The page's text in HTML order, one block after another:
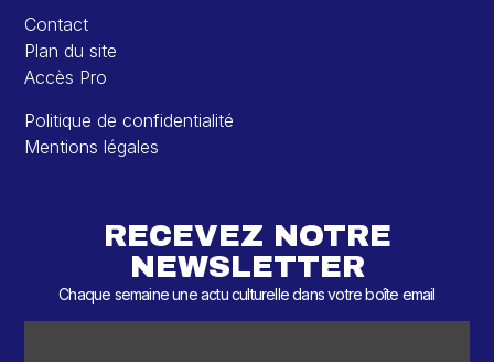
Contact
Plan du site
Accès Pro
Politique de confidentialité
Mentions légales
RECEVEZ NOTRE
NEWSLETTER
Chaque semaine une actu culturelle dans votre boîte email